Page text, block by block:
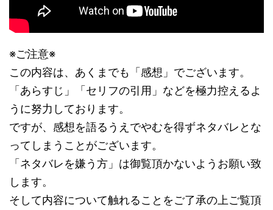
※ご注意※
この内容は、あくまでも「感想」でございます。
「あらすじ」「セリフの引用」などを極力控えるよ
うに努力しております。
ですが、感想を語るうえでやむを得ずネタバレとな
ってしまうことがございます。
「ネタバレを嫌う方」は御覧頂かないようお願い致
します。
そして内容について触れることをご了承の上ご覧頂